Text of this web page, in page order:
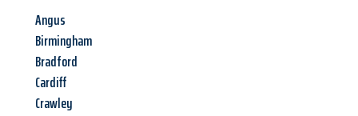
Angus
Birmingham
Bradford
Cardiff
Crawley